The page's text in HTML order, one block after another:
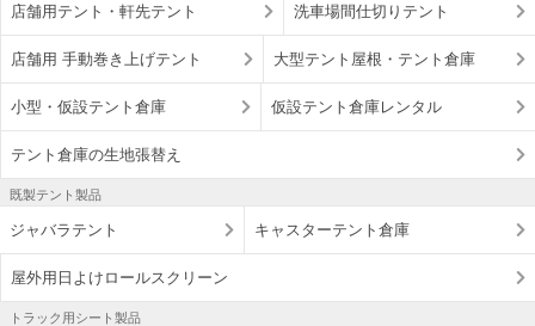
店舗用テント・軒先テント 洗車場間仕切りテント
店舗用 手動巻き上げテント 大型テント屋根・テント倉庫
小型・仮設テント倉庫 仮設テント倉庫レンタル
テント倉庫の生地張替え
既製テント製品
ジャバラテント キャスターテント倉庫
屋外用日よけロールスクリーン
トラック用シート製品